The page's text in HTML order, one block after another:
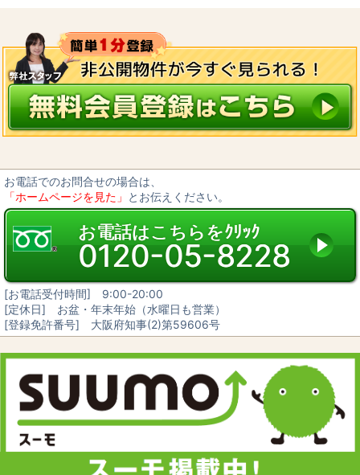
個人情報に適用される「個人情報の保護に関する法律」その他の関係法
令を遵守するとともに、一般に公正妥当と認められる個人情報の取扱い
に関する慣行に準拠し、適切に取り扱います。
個人情報の取扱いに関する規程を明確にし、従業者へ周知徹底します。
また、取引先等に対しても適切に個人情報を取り扱うように要請しま
す。
個人情報の取得に際しては、利用目的を特定して通知又は公表し、その
利用目的に従って個人情報を取り扱います。
個人情報の漏洩、紛失、改ざん等を防止するため、必要な対策を講じて
適切な管理を行います。
2. 個人情報の預託
当社は、お客様との取引やサービスを提供するために個人情報に関する
取扱いを外部に委託することがあります。委託する場合には、適正な取
扱いを確保するための契約締結、実施状況の点検などを行います。
3. 第三者への開示・提供
当社は、「2. 個人情報の預託」に記載した外部委託先への提供の場合及
提供しません。
お客様ご本人の同意がある場合
統計的なデータなど本人を識別することができない状態で開示・提供す
る場合
法令に基づき開示・提供を求められた場合
同意を得ることが困難である場合
国又は地方公共団体等が公的な事務を実施するうえで、協力する必要が
ある場合であって、お客様の同意を得ることにより当該事務の遂行に支
障を及ぼす恐れがある場合
次項4. に掲げる者に対して提供する場合
4. 個人情報の共同利用
当社は、下記の会社との間で個人データを共同利用いたします。
共同して利用する個人データの項目
お客様の氏名、生年月日、住所、電話番号、FAX番号、電子メールアド
お電話でのお問合せの場合は、
「ホームページを見た」 とお伝えください。
お電話はこちらをｸﾘｯｸ
0120-05-8228
[お電話受付時間] 9:00-20:00
[定休日] お盆・年末年始（水曜日も営業）
[登録免許番号] 大阪府知事(2)第59606号